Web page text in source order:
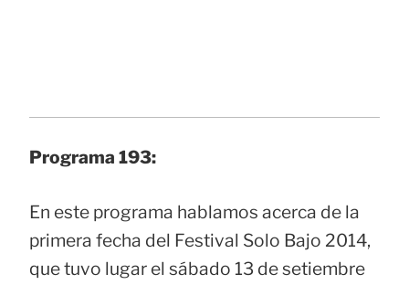
Programa 193:
En este programa hablamos acerca de la
primera fecha del Festival Solo Bajo 2014,
que tuvo lugar el sábado 13 de setiembre